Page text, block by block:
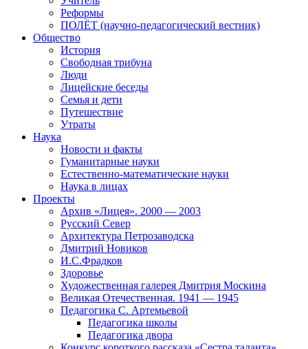
Реформы
ПОЛЁТ (научно-педагогический вестник)
Общество
История
Свободная трибуна
Люди
Лицейские беседы
Семья и дети
Путешествие
Утраты
Наука
Новости и факты
Гуманитарные науки
Естественно-математические науки
Наука в лицах
Проекты
Архив «Лицея». 2000 — 2003
Русский Север
Архитектура Петрозаводска
Дмитрий Новиков
И.С.Фрадков
Здоровье
Художественная галерея Дмитрия Москина
Великая Отечественная. 1941 — 1945
Педагогика С. Артемьевой
Педагогика школы
Педагогика двора